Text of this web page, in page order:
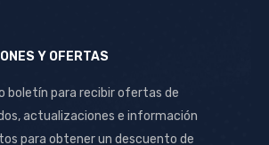
Y OFERTAS
boletín para recibir ofertas de
actualizaciones e información
para obtener un descuento de